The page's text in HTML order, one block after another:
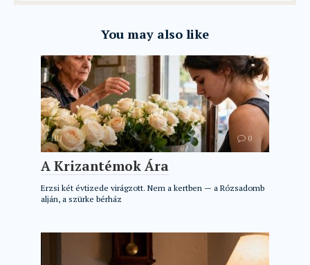
You may also like
HU 0
A Krizantémok Ára
Erzsi két évtizede virágzott. Nem a kertben — a Rózsadomb
alján, a szürke bérház